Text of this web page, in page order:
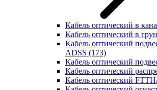
Кабель оптический в
Кабель оптический в
Кабель оптический
ADSS (173)
Кабель оптический
Кабель оптический
Кабель оптический